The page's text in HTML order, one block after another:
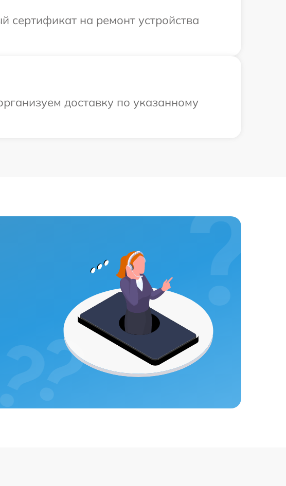
на ремонт устройства
доставку по указанному